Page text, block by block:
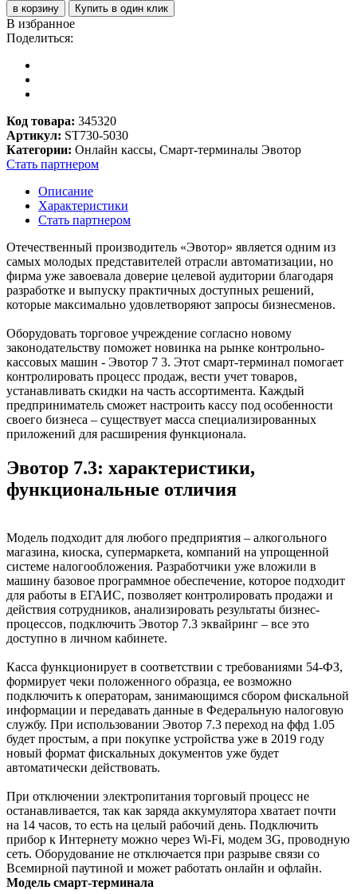
в корзину Купить в один клик
В избранное
Поделиться:
Код товара: 345320
Артикул: ST730-5030
Категории: Онлайн кассы, Смарт-терминалы Эвотор
Стать партнером
Описание
Характеристики
Стать партнером
Отечественный производитель «Эвотор» является одним из
самых молодых представителей отрасли автоматизации, но
фирма уже завоевала доверие целевой аудитории благодаря
разработке и выпуску практичных доступных решений,
которые максимально удовлетворяют запросы бизнесменов.
Оборудовать торговое учреждение согласно новому
законодательству поможет новинка на рынке контрольно-
кассовых машин - Эвотор 7 3. Этот смарт-терминал помогает
контролировать процесс продаж, вести учет товаров,
устанавливать скидки на часть ассортимента. Каждый
предприниматель сможет настроить кассу под особенности
своего бизнеса – существует масса специализированных
приложений для расширения функционала.
Эвотор 7.3: характеристики,
функциональные отличия
Модель подходит для любого предприятия – алкогольного
магазина, киоска, супермаркета, компаний на упрощенной
системе налогообложения. Разработчики уже вложили в
машину базовое программное обеспечение, которое подходит
для работы в ЕГАИС, позволяет контролировать продажи и
действия сотрудников, анализировать результаты бизнес-
процессов, подключить Эвотор 7.3 эквайринг – все это
доступно в личном кабинете.
Касса функционирует в соответствии с требованиями 54-ФЗ,
формирует чеки положенного образца, ее возможно
подключить к операторам, занимающимся сбором фискальной
информации и передавать данные в Федеральную налоговую
службу. При использовании Эвотор 7.3 переход на ффд 1.05
будет простым, а при покупке устройства уже в 2019 году
новый формат фискальных документов уже будет
автоматически действовать.
При отключении электропитания торговый процесс не
останавливается, так как заряда аккумулятора хватает почти
на 14 часов, то есть на целый рабочий день. Подключить
прибор к Интернету можно через Wi-Fi, модем 3G, проводную
сеть. Оборудование не отключается при разрыве связи со
Всемирной паутиной и может работать онлайн и офлайн.
Модель смарт-терминала